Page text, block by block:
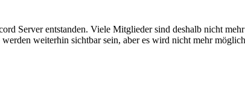
Server entstanden. Viele Mitglieder sind deshalb nicht
weiterhin sichtbar sein, aber es wird nicht mehr